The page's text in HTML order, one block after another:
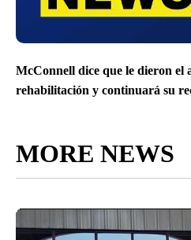
McConnell dice que le dieron el
rehabilitación y continuará su
MORE NEWS